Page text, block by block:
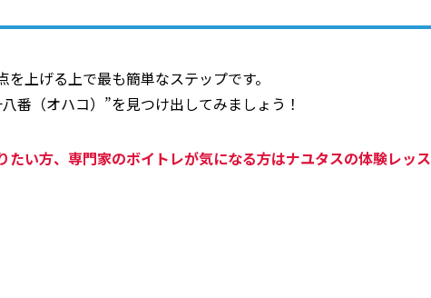
上げる上で最も簡単なステップです。
番（オハコ）”を見つけ出してみましょう！
たい方、専門家のボイトレが気になる方はナユタスの体験レッス